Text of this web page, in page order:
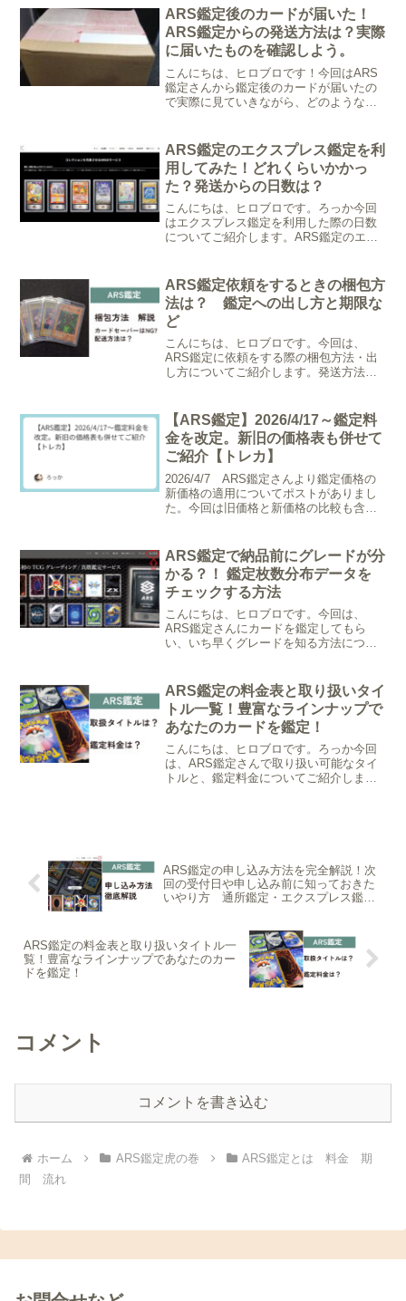
ARS鑑定後のカードが届いた！
ARS鑑定からの発送方法は？実際
に届いたものを確認しよう。
こんにちは、ヒロブロです！今回はARS
鑑定さんから鑑定後のカードが届いたの
で実際に見ていきながら、どのような形
鑑定料金、支払いなどについて確認した
い場合は、こちらのUR...
ARS鑑定のエクスプレス鑑定を利
用してみた！どれくらいかかっ
た？発送からの日数は？
こんにちは、ヒロブロです。ろっか今回
はエクスプレス鑑定を利用した際の日数
についてご紹介します。ARS鑑定のエク
ービス」です。ARS鑑定については、納
期が通常約3～4ヵ月...
ARS鑑定依頼をするときの梱包方
法は？ 鑑定への出し方と期限な
ど
こんにちは、ヒロブロです。今回は、
ARS鑑定に依頼をする際の梱包方法・出
し方についてご紹介します。発送方法に
て行います。ARS梱包ガイドライン
→ の下部よりダウンロ...
【ARS鑑定】2026/4/17～鑑定料
金を改定。新旧の価格表も併せて
ご紹介【トレカ】
2026/4/7 ARS鑑定さんより鑑定価格の
新価格の適用についてポストがありまし
た。今回は旧価格と新価格の比較も含め
※Standard-I¥1〜¥3万円¥3,850¥3,3...
ARS鑑定で納品前にグレードが分
かる？！ 鑑定枚数分布データを
チェックする方法
こんにちは、ヒロブロです。今回は、
ARS鑑定さんにカードを鑑定してもら
い、いち早くグレードを知る方法につい
く紹介していますので、こちらからご確
認ください↓鑑定枚数分布...
ARS鑑定の料金表と取り扱いタイ
トル一覧！豊富なラインナップで
あなたのカードを鑑定！
こんにちは、ヒロブロです。ろっか今回
は、ARS鑑定さんで取り扱い可能なタイ
トルと、鑑定料金についてご紹介しま
ARS鑑定の申し込み方法を完全解説！次
回の受付日や申し込み前に知っておきた
いやり方 通所鑑定・エクスプレス鑑
ARS鑑定の料金表と取り扱いタイトル一
覧！豊富なラインナップであなたのカー
ドを鑑定！
コメント
コメントを書き込む
ホーム ARS鑑定虎の巻
ARS鑑定とは 料金 期
間 流れ